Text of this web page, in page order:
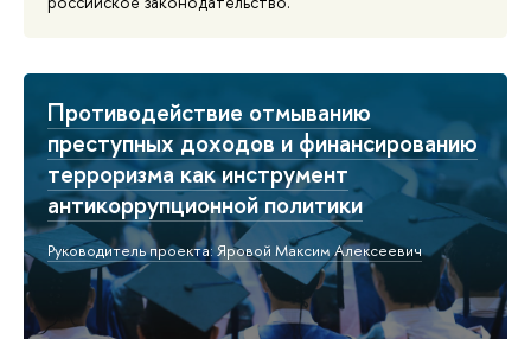
Противодействие отмыванию
преступных доходов и финансированию
терроризма как инструмент
антикоррупционной политики
Руководитель проекта: Яровой Максим Алексеевич